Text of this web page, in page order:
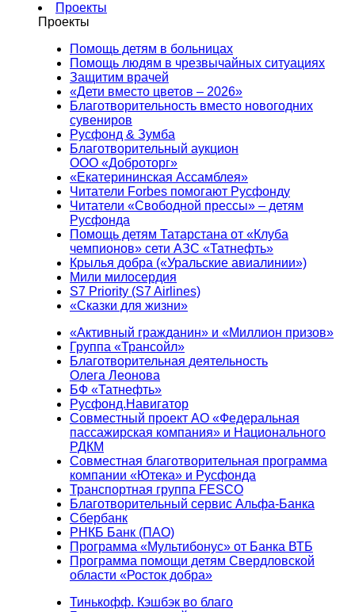
Проекты
Проекты
Помощь детям в больницах
Помощь людям в чрезвычайных ситуациях
Защитим врачей
«Дети вместо цветов – 2026»
Благотворительность вместо новогодних
сувениров
Русфонд & Зумба
Благотворительный аукцион
ООО «Доброторг»
«Екатерининская Ассамблея»
Читатели Forbes помогают Русфонду
Читатели «Свободной прессы» – детям
Русфонда
Помощь детям Татарстана от «Клуба
чемпионов» сети АЗС «Татнефть»
Крылья добра («Уральские авиалинии»)
Мили милосердия
S7 Priority (S7 Airlines)
«Сказки для жизни»
«Активный гражданин» и «Миллион призов»
Группа «Трансойл»
Благотворительная деятельность
Олега Леонова
БФ «Татнефть»
Русфонд.Навигатор
Совместный проект АО «Федеральная
пассажирская компания» и Национального
РДКМ
Совместная благотворительная программа
компании «Ютека» и Русфонда
Транспортная группа FESCO
Благотворительный сервис Альфа-Банка
Сбербанк
РНКБ Банк (ПАО)
Программа «Мультибонус» от Банка ВТБ
Программа помощи детям Свердловской
области «Росток добра»
Тинькофф. Кэшбэк во благо